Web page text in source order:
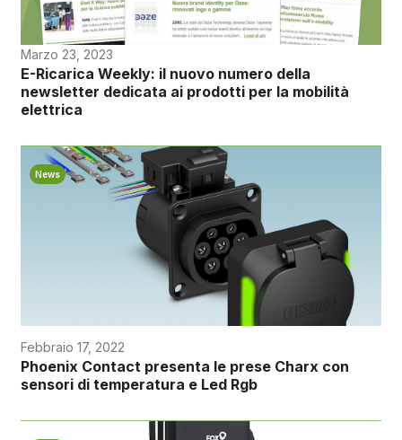
Marzo 23, 2023
E-Ricarica Weekly: il nuovo numero della
newsletter dedicata ai prodotti per la mobilità
elettrica
News
Febbraio 17, 2022
Phoenix Contact presenta le prese Charx con
sensori di temperatura e Led Rgb